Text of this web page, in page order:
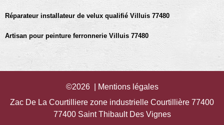
Réparateur installateur de velux qualifié Villuis 77480
Artisan pour peinture ferronnerie Villuis 77480
©2026 |
Mentions légales
Zac De La Courtilliere zone industrielle Courtillière 77400
77400 Saint Thibault Des Vignes